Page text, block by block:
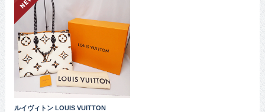
ルイヴィトン LOUIS VUITTON